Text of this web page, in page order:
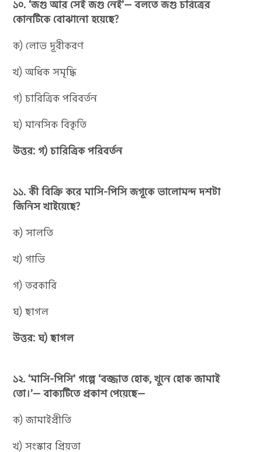
১০. ‘জগু আর সেই জগু নেই’— বলতে জগু চরিত্রের
কোনটিকে বোঝানো হয়েছে?
ক) লোভ দূরীকরণ
খ) অধিক সমৃদ্ধি
গ) চারিত্রিক পরিবর্তন
ঘ) মানসিক বিকৃতি
উত্তর: গ) চারিত্রিক পরিবর্তন
১১. কী বিক্রি করে মাসি-পিসি জগূকে ভালোমন্দ দশটা
জিনিস খাইয়েছে?
ক) সালতি
খ) গাভি
গ) তরকারি
ঘ) ছাগল
উত্তর: ঘ) ছাগল
১২. ‘মাসি-পিসি’ গল্পে ‘বজ্জাত হোক, খুনে হোক জামাই
তো।’— বাক্যটিতে প্রকাশ পেয়েছে—
ক) জামাইপ্রীতি
খ) সংস্কার প্রিয়তা